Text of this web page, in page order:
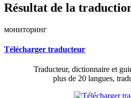
Résultat de la
мониторинг
Télécharger traducteur
Traducteur, dictionnaire et
plus de 20 langues,